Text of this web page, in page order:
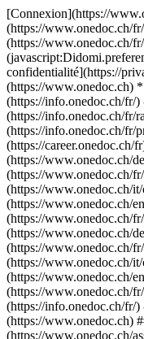
[Connexion](https://
(https://www.onedoc.ch/
(https://www.onedoc.ch/
confidentialité](https://
(https://www.onedoc.ch)
(https://info.onedoc.ch/fr/
(https://info.onedoc.ch/fr/
(https://info.onedoc.ch/fr/
(https://career.onedoc.ch/
(https://www.onedoc.ch/
(https://www.onedoc.ch/
(https://www.onedoc.ch/
(https://www.onedoc.ch/
(https://www.onedoc.ch/
(https://www.onedoc.ch/
(https://www.onedoc.ch/
(https://www.onedoc.ch/
(https://www.onedoc.ch/
(https://www.onedoc.ch/
(https://info.onedoc.ch/fr/)
(https://www.onedoc.ch)
(https://www.onedoc.ch/